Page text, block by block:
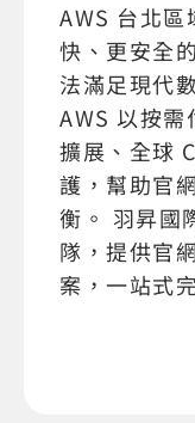
AWS 台北區
快、更安全
法滿足現代
AWS 以按
擴展、全球
護，幫助官
衡。 羽昇國
隊，提供官
案，一站式